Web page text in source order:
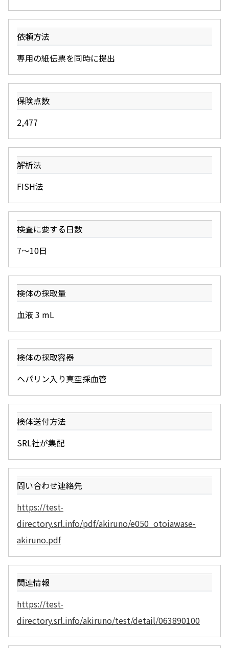
依頼方法
専用の紙伝票を同時に提出
保険点数
2,477
解析法
FISH法
検査に要する日数
7～10日
検体の採取量
血液 3 mL
検体の採取容器
ヘパリン入り真空採血管
検体送付方法
SRL社が集配
問い合わせ連絡先
https://test-
directory.srl.info/pdf/akiruno/e050_otoiawase-
akiruno.pdf
関連情報
https://test-
directory.srl.info/akiruno/test/detail/063890100